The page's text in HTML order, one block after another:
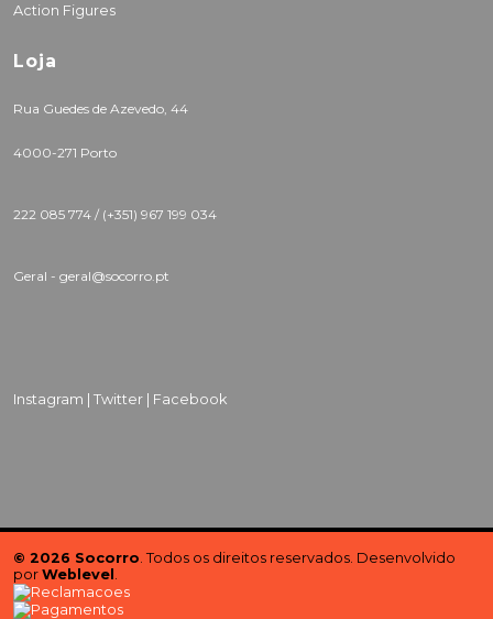
Action Figures
Loja
Rua Guedes de Azevedo, 44
4000-271 Porto
222 085 774 / (+351) 967 199 034
Geral - geral@socorro.pt
Instagram | Twitter | Facebook
© 2026 Socorro. Todos os direitos reservados. Desenvolvido
por Weblevel .